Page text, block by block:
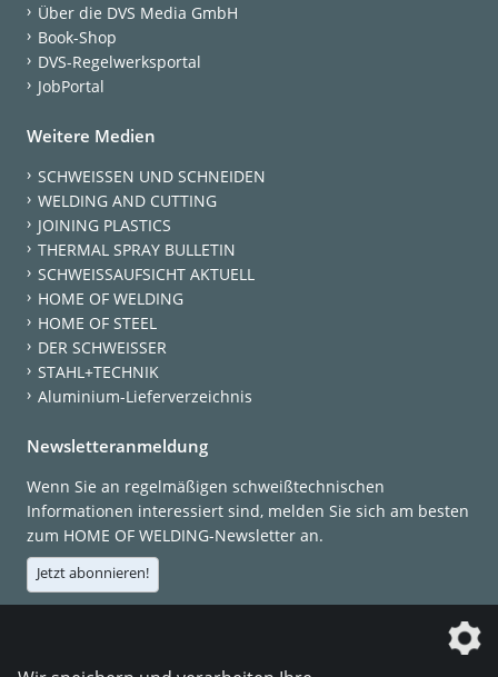
Über die DVS Media GmbH
Book-Shop
DVS-Regelwerksportal
JobPortal
Weitere Medien
SCHWEISSEN UND SCHNEIDEN
WELDING AND CUTTING
JOINING PLASTICS
THERMAL SPRAY BULLETIN
SCHWEISSAUFSICHT AKTUELL
HOME OF WELDING
HOME OF STEEL
DER SCHWEISSER
STAHL+TECHNIK
Aluminium-Lieferverzeichnis
Newsletteranmeldung
Wenn Sie an regelmäßigen schweißtechnischen
Informationen interessiert sind, melden Sie sich am besten
zum HOME OF WELDING-Newsletter an.
Jetzt abonnieren!
Die DVS Media GmbH ist ein Unternehmen der